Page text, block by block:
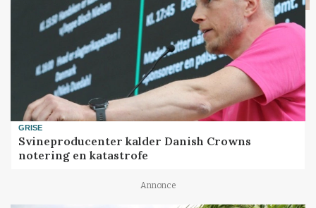
GRISE
Svineproducenter kalder Danish Crowns
notering en katastrofe
Annonce